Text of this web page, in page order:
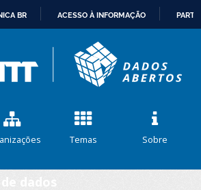
CONTEÚDO
BR ACESSO À INFORMAÇÃO
Temas Sobre